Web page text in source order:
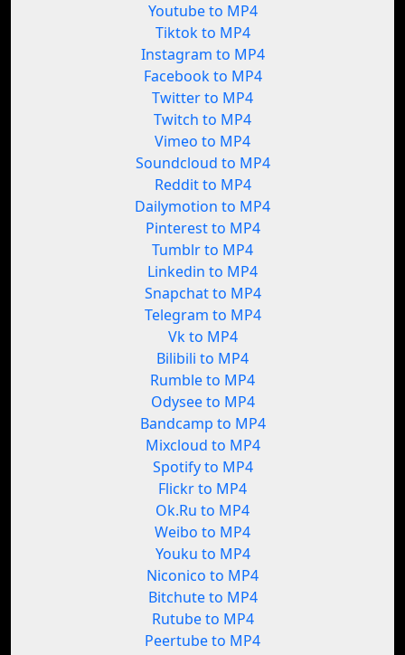
Youtube to MP4
Tiktok to MP4
Instagram to MP4
Facebook to MP4
Twitter to MP4
Twitch to MP4
Vimeo to MP4
Soundcloud to MP4
Reddit to MP4
Dailymotion to MP4
Pinterest to MP4
Tumblr to MP4
Linkedin to MP4
Snapchat to MP4
Telegram to MP4
Vk to MP4
Bilibili to MP4
Rumble to MP4
Odysee to MP4
Bandcamp to MP4
Mixcloud to MP4
Spotify to MP4
Flickr to MP4
Ok.Ru to MP4
Weibo to MP4
Youku to MP4
Niconico to MP4
Bitchute to MP4
Rutube to MP4
Peertube to MP4